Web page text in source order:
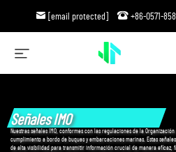
[email protected] +86-0571-
Señales IMO
Nuestras señales IMO, conformes con las regulaciones de la
cumplimiento a bordo de buques y embarcaciones marinas. Estas
de alta visibilidad para transmitir información crucial de manera eficaz,